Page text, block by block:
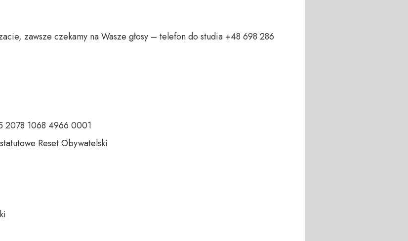
zawsze czekamy na Wasze głosy – telefon do studia +48 698 286
2078 1068 4966 0001
Reset Obywatelski